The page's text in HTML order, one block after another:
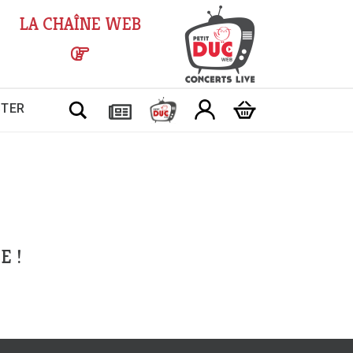
LA CHAÎNE WEB
Chercher
!